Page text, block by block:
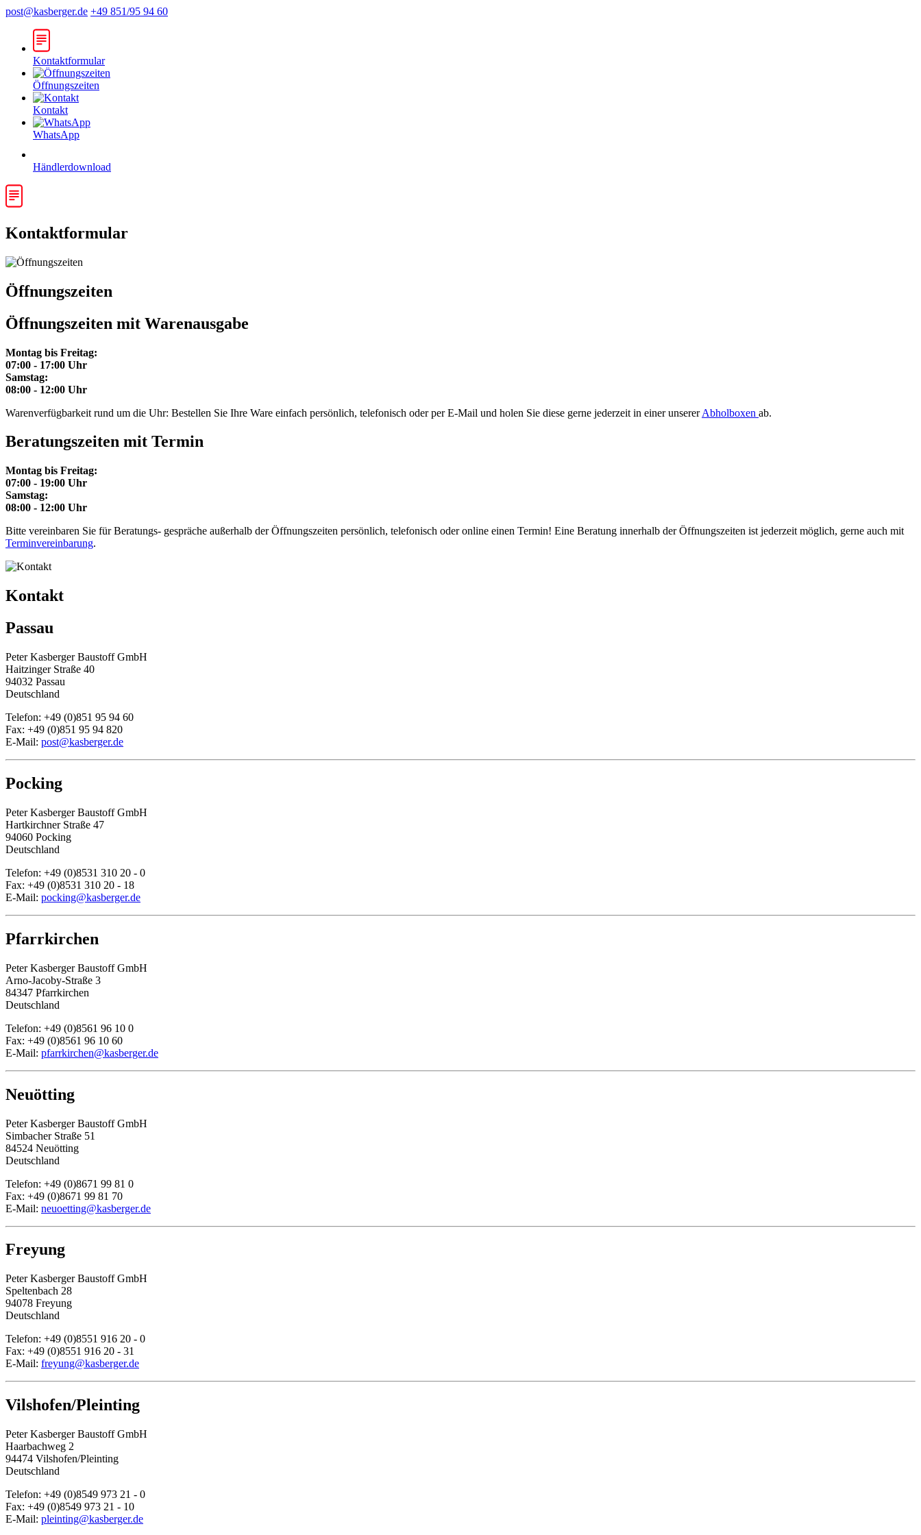
post@kasberger.de +49 851/95 94 60
Kontaktformular
Öffnungszeiten
Kontakt
WhatsApp
Händlerdownload
Kontaktformular
Öffnungszeiten
Öffnungszeiten mit Warenausgabe
Montag bis Freitag:
07:00 - 17:00 Uhr
Samstag:
08:00 - 12:00 Uhr
Warenverfügbarkeit rund um die Uhr: Bestellen Sie Ihre Ware einfach persönlich, telefonisch oder per E-Mail und holen Sie diese gerne jederzeit in einer unsererAbholboxen ab.
Beratungszeiten mit Termin
Montag bis Freitag:
07:00 - 19:00 Uhr
Samstag:
08:00 - 12:00 Uhr
Bitte vereinbaren Sie für Beratungs- gespräche außerhalb der Öffnungszeiten persönlich, telefonisch oder online einen Termin! Eine Beratung innerhalb der Öffnungszeiten ist jederzeit möglich, gerne auch mit
Terminvereinbarung.
Kontakt
Passau
Peter Kasberger Baustoff GmbH
Haitzinger Straße 40
94032 Passau
Deutschland
Telefon: +49 (0)851 95 94 60
Fax: +49 (0)851 95 94 820
E-Mail: post@kasberger.de
Pocking
Peter Kasberger Baustoff GmbH
Hartkirchner Straße 47
94060 Pocking
Deutschland
Telefon: +49 (0)8531 310 20 - 0
Fax: +49 (0)8531 310 20 - 18
E-Mail: pocking@kasberger.de
Pfarrkirchen
Peter Kasberger Baustoff GmbH
Arno-Jacoby-Straße 3
84347 Pfarrkirchen
Deutschland
Telefon: +49 (0)8561 96 10 0
Fax: +49 (0)8561 96 10 60
E-Mail: pfarrkirchen@kasberger.de
Neuötting
Peter Kasberger Baustoff GmbH
Simbacher Straße 51
84524 Neuötting
Deutschland
Telefon: +49 (0)8671 99 81 0
Fax: +49 (0)8671 99 81 70
E-Mail: neuoetting@kasberger.de
Freyung
Peter Kasberger Baustoff GmbH
Speltenbach 28
94078 Freyung
Deutschland
Telefon: +49 (0)8551 916 20 - 0
Fax: +49 (0)8551 916 20 - 31
E-Mail: freyung@kasberger.de
Vilshofen/Pleinting
Peter Kasberger Baustoff GmbH
Haarbachweg 2
94474 Vilshofen/Pleinting
Deutschland
Telefon: +49 (0)8549 973 21 - 0
Fax: +49 (0)8549 973 21 - 10
E-Mail: pleinting@kasberger.de